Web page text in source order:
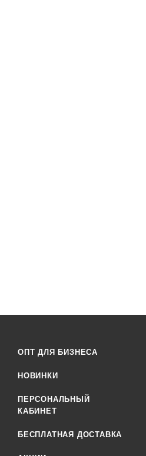
ОПТ ДЛЯ БИЗНЕСА
НОВИНКИ
ПЕРСОНАЛЬНЫЙ
КАБИНЕТ
БЕСПЛАТНАЯ ДОСТАВКА